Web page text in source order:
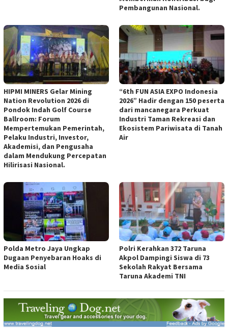
Pembangunan Nasional.
HIPMI MINERS Gelar Mining
Nation Revolution 2026 di
Pondok Indah Golf Course
Ballroom: Forum
Mempertemukan Pemerintah,
Pelaku Industri, Investor,
Akademisi, dan Pengusaha
dalam Mendukung Percepatan
Hilirisasi Nasional.
“6th FUN ASIA EXPO Indonesia
2026” Hadir dengan 150 peserta
dari mancanegara Perkuat
Industri Taman Rekreasi dan
Ekosistem Pariwisata di Tanah
Air
Polda Metro Jaya Ungkap
Dugaan Penyebaran Hoaks di
Media Sosial
Polri Kerahkan 372 Taruna
Akpol Dampingi Siswa di 73
Sekolah Rakyat Bersama
Taruna Akademi TNI